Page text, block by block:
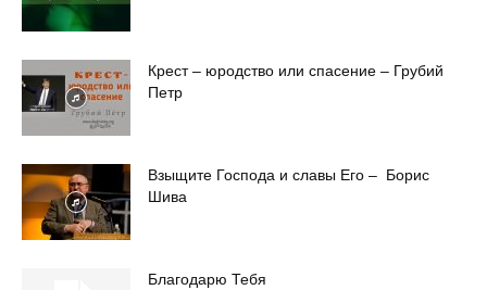
Крест – юродство или спасение – Грубий
Петр
Взыщите Господа и славы Его – Борис
Шива
Благодарю Тебя